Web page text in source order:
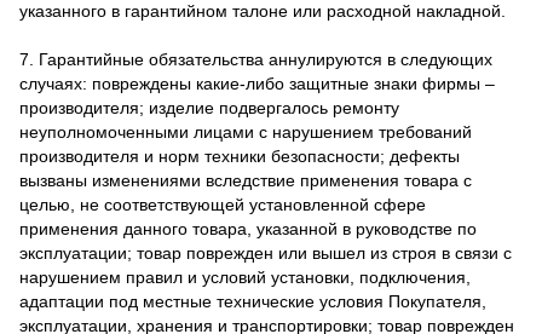
указанного в гарантийном талоне или расходной накладной.
7. Гарантийные обязательства аннулируются в следующих
случаях: повреждены какие-либо защитные знаки фирмы –
производителя; изделие подвергалось ремонту
неуполномоченными лицами с нарушением требований
производителя и норм техники безопасности; дефекты
вызваны изменениями вследствие применения товара с
целью, не соответствующей установленной сфере
применения данного товара, указанной в руководстве по
эксплуатации; товар поврежден или вышел из строя в связи с
нарушением правил и условий установки, подключения,
адаптации под местные технические условия Покупателя,
эксплуатации, хранения и транспортировки; товар поврежден